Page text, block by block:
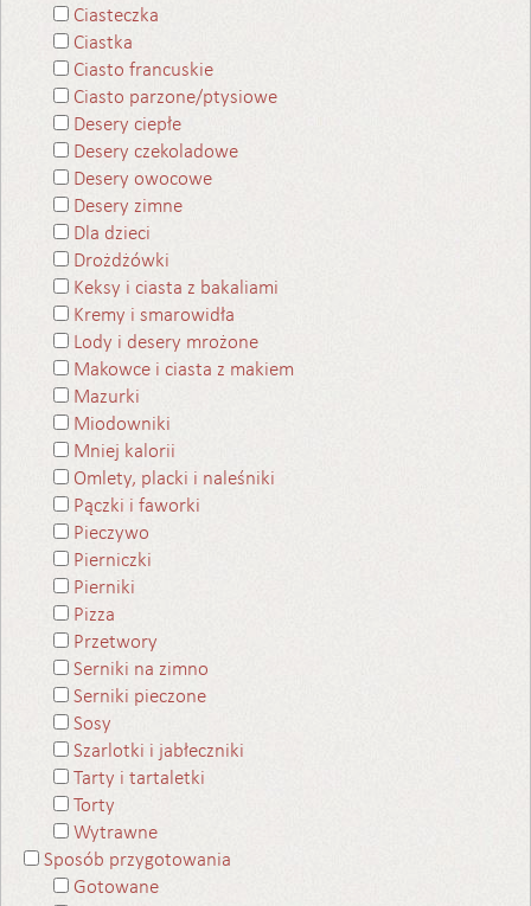
Ciasteczka
Ciastka
Ciasto francuskie
Ciasto parzone/ptysiowe
Desery ciepłe
Desery czekoladowe
Desery owocowe
Desery zimne
Dla dzieci
Drożdżówki
Keksy i ciasta z bakaliami
Kremy i smarowidła
Lody i desery mrożone
Makowce i ciasta z makiem
Mazurki
Miodowniki
Mniej kalorii
Omlety, placki i naleśniki
Pączki i faworki
Pieczywo
Pierniczki
Pierniki
Pizza
Przetwory
Serniki na zimno
Serniki pieczone
Sosy
Szarlotki i jabłeczniki
Tarty i tartaletki
Torty
Wytrawne
Sposób przygotowania
Gotowane